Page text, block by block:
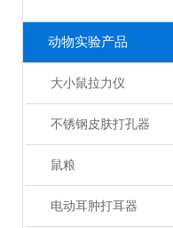
动物实验产品
大小鼠拉力仪
不锈钢皮肤打孔器
鼠粮
电动耳肿打耳器